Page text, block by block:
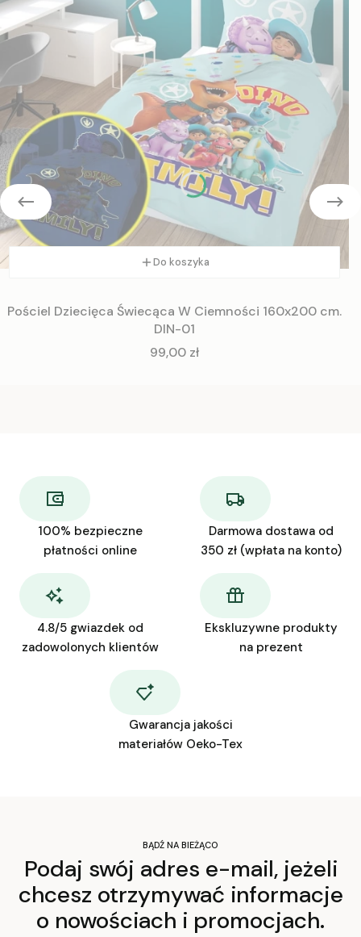
Do koszyka
Pościel Dziecięca Świecąca W Ciemności 160x200 cm.
DIN-01
Cena
99,00 zł
100% bezpieczne
płatności online
Darmowa dostawa od
350 zł (wpłata na konto)
4.8/5 gwiazdek od
zadowolonych klientów
Ekskluzywne produkty
na prezent
Gwarancja jakości
materiałów Oeko-Tex
BĄDŹ NA BIEŻĄCO
Podaj swój adres e-mail, jeżeli
chcesz otrzymywać informacje
o nowościach i promocjach.